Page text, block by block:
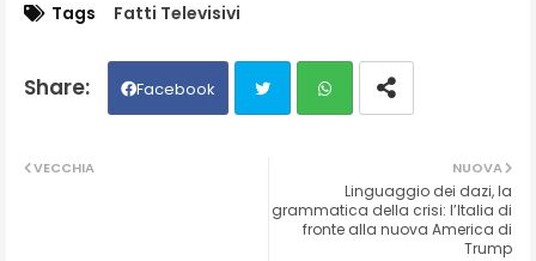
Tags Fatti Televisivi
Facebook
NUOVA
Linguaggio dei dazi, la
grammatica della crisi: l’Italia di
fronte alla nuova America di
Trump
VECCHIA